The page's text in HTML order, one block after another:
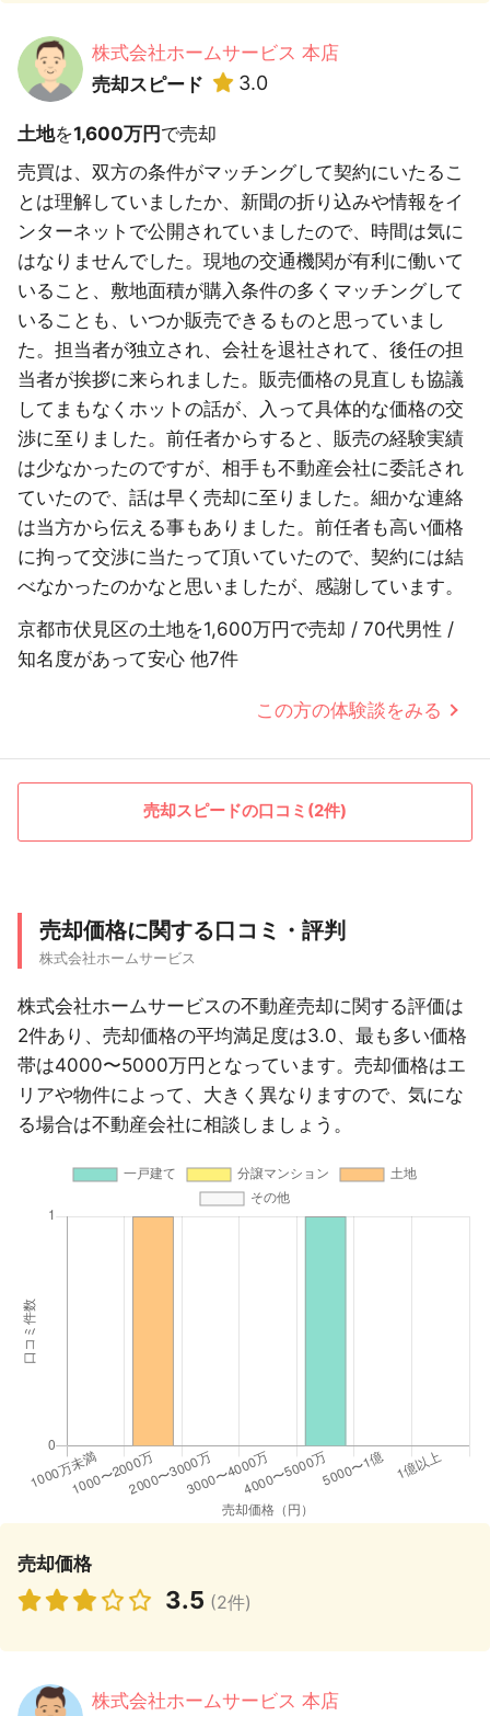
株式会社ホームサービス 本店
売却スピード
3.0
土地を1,600万円 で売却
売買は、双方の条件がマッチングして契約にいたるこ
とは理解していましたか、新聞の折り込みや情報をイ
ンターネットで公開されていましたので、時間は気に
はなりませんでした。現地の交通機関が有利に働いて
いること、敷地面積が購入条件の多くマッチングして
いることも、いつか販売できるものと思っていまし
た。担当者が独立され、会社を退社されて、後任の担
当者が挨拶に来られました。販売価格の見直しも協議
してまもなくホットの話が、入って具体的な価格の交
渉に至りました。前任者からすると、販売の経験実績
は少なかったのですが、相手も不動産会社に委託され
ていたので、話は早く売却に至りました。細かな連絡
は当方から伝える事もありました。前任者も高い価格
に拘って交渉に当たって頂いていたので、契約には結
べなかったのかなと思いましたが、感謝しています。
京都市伏見区の土地を1,600万円で売却 / 70代男性 /
知名度があって安心 他7件
この方の体験談をみる
売却スピードの口コミ(2件)
売却価格に関する口コミ・評判
株式会社ホームサービス
株式会社ホームサービスの不動産売却に関する評価は
2件あり、売却価格の平均満足度は3.0、最も多い価格
帯は4000〜5000万円となっています。売却価格はエ
リアや物件によって、大きく異なりますので、気にな
る場合は不動産会社に相談しましょう。
売却価格
3.5 (2件)
株式会社ホームサービス 本店